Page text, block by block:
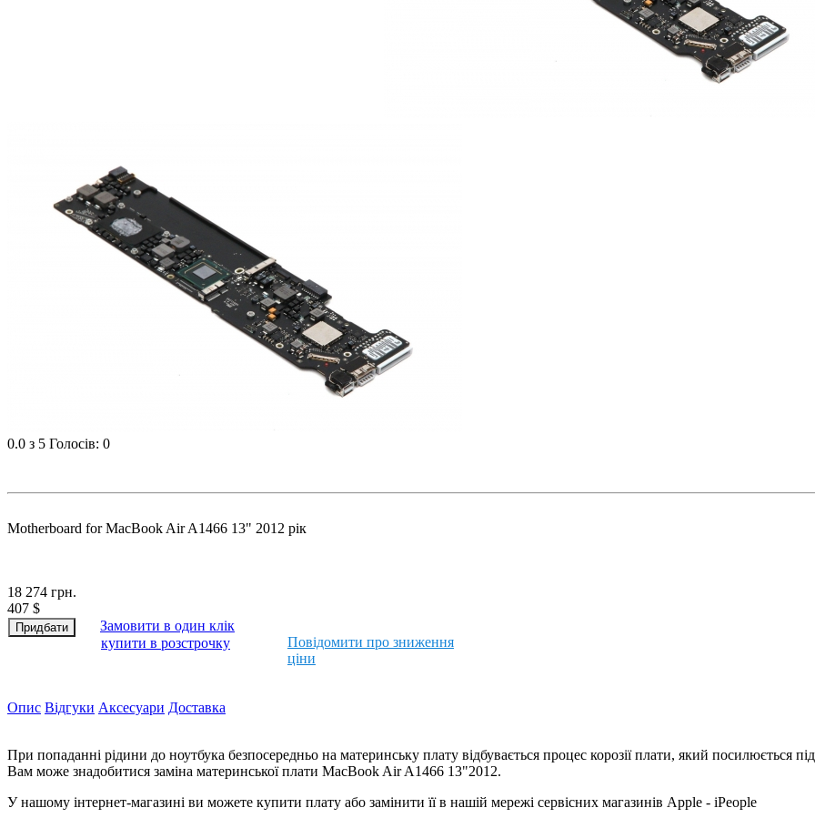
0.0 з 5 Голосів: 0
Motherboard for MacBook Air A1466 13" 2012 рік
18 274 грн.
407 $
Замовити в один клік
купити в розстрочку
Повідомити про зниження
ціни
Опис Відгуки Аксесуари Доставка
При попаданні рідини до ноутбука безпосередньо на материнську плату відбувається процес корозії плати, який посилюється
Вам може знадобитися заміна материнської плати MacBook Air A1466 13"2012.
У нашому інтернет-магазині ви можете купити плату або замінити її в нашій мережі сервісних магазинів Apple - iPeople